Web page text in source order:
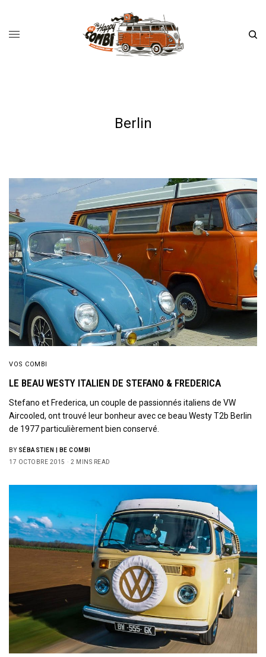
Berlin
VOS COMBI
LE BEAU WESTY ITALIEN DE STEFANO & FREDERICA
Stefano et Frederica, un couple de passionnés italiens de VW
Aircooled, ont trouvé leur bonheur avec ce beau Westy T2b Berlin
de 1977 particulièrement bien conservé.
BY SÉBASTIEN | BE COMBI
17 OCTOBRE 2015
2 MINS READ